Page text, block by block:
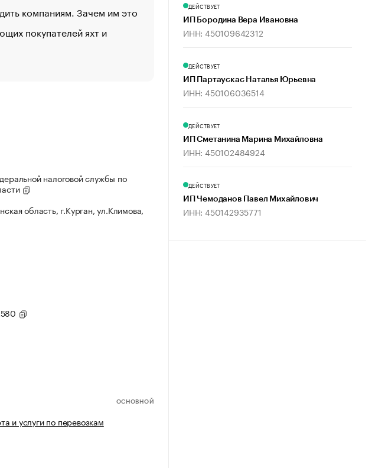
компаниям. Зачем им это
покупателей яхт и
Стресс обеспеченных людей: почему рост доходов
налоговой службы по
область, г.Курган, ул.Климова,
ОСНОВНОЙ
и услуги по перевозкам
ДЕЙСТВУЕТ
ИП Бородина Вера Ивановна
ИНН: 450109642312
ДЕЙСТВУЕТ
ИП Партаускас Наталья Юрьевна
ИНН: 450106036514
ДЕЙСТВУЕТ
ИП Сметанина Марина Михайловна
ИНН: 450102484924
ДЕЙСТВУЕТ
ИП Чемоданов Павел Михайлович
ИНН: 450142935771